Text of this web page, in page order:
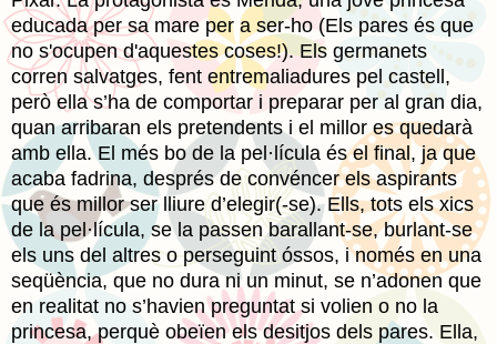
educada per sa mare per a ser-ho (Els pares és que
no s'ocupen d'aquestes coses!). Els germanets
corren salvatges, fent entremaliadures pel castell,
però ella s’ha de comportar i preparar per al gran dia,
quan arribaran els pretendents i el millor es quedarà
amb ella. El més bo de la pel·lícula és el final, ja que
acaba fadrina, després de convéncer els aspirants
que és millor ser lliure d’elegir(-se). Ells, tots els xics
de la pel·lícula, se la passen barallant-se, burlant-se
els uns del altres o perseguint óssos, i només en una
seqüència, que no dura ni un minut, se n’adonen que
en realitat no s’havien preguntat si volien o no la
princesa, perquè obeïen els desitjos dels pares. Ella,